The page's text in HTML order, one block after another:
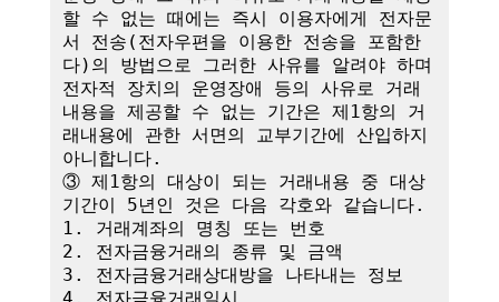
할 수 없는 때에는 즉시 이용자에게 전자문
서 전송(전자우편을 이용한 전송을 포함한
다)의 방법으로 그러한 사유를 알려야 하며
전자적 장치의 운영장애 등의 사유로 거래
내용을 제공할 수 없는 기간은 제1항의 거
래내용에 관한 서면의 교부기간에 산입하지
아니합니다.
③ 제1항의 대상이 되는 거래내용 중 대상
기간이 5년인 것은 다음 각호와 같습니다.
1. 거래계좌의 명칭 또는 번호
2. 전자금융거래의 종류 및 금액
3. 전자금융거래상대방을 나타내는 정보